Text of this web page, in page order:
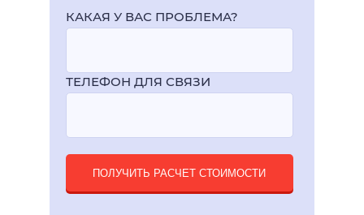
КАКАЯ У ВАС ПРОБЛЕМА?
ТЕЛЕФОН ДЛЯ СВЯЗИ
ПОЛУЧИТЬ РАСЧЕТ СТОИМОСТИ